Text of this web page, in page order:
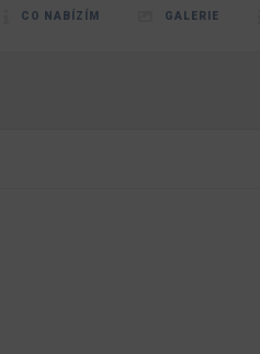
CO NABÍZÍM GALERIE